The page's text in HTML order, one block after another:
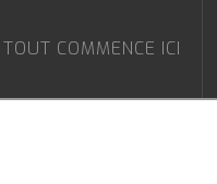
TOUT COMMENCE ICI